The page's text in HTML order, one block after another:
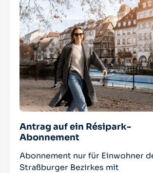
Antrag auf ein Résipark-
Abonnement
Abonnement nur für Einwohner
Straßburger Bezirkes mit